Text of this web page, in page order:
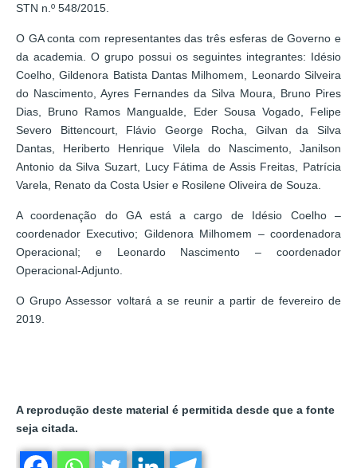
STN n.º 548/2015.
O GA conta com representantes das três esferas de Governo e
da academia. O grupo possui os seguintes integrantes: Idésio
Coelho, Gildenora Batista Dantas Milhomem, Leonardo Silveira
do Nascimento, Ayres Fernandes da Silva Moura, Bruno Pires
Dias, Bruno Ramos Mangualde, Eder Sousa Vogado, Felipe
Severo Bittencourt, Flávio George Rocha, Gilvan da Silva
Dantas, Heriberto Henrique Vilela do Nascimento, Janilson
Antonio da Silva Suzart, Lucy Fátima de Assis Freitas, Patrícia
Varela, Renato da Costa Usier e Rosilene Oliveira de Souza.
A coordenação do GA está a cargo de Idésio Coelho –
coordenador Executivo; Gildenora Milhomem – coordenadora
Operacional; e Leonardo Nascimento – coordenador
Operacional-Adjunto.
O Grupo Assessor voltará a se reunir a partir de fevereiro de
2019.
A reprodução deste material é permitida desde que a fonte
seja citada.